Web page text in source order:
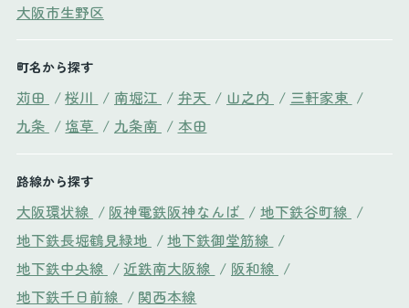
大阪市生野区
町名から探す
苅田 / 桜川 / 南堀江 / 弁天 / 山之内 / 三軒家東 /
九条 / 塩草 / 九条南 / 本田
路線から探す
大阪環状線 / 阪神電鉄阪神なんば / 地下鉄谷町線 /
地下鉄長堀鶴見緑地 / 地下鉄御堂筋線 /
地下鉄中央線 / 近鉄南大阪線 / 阪和線 /
地下鉄千日前線 / 関西本線